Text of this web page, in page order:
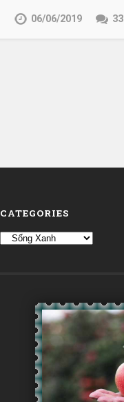
06/06/2019 33
CATEGORIES